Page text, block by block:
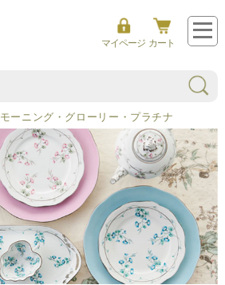
マイページ カート
モーニング・グローリー・プラチナ